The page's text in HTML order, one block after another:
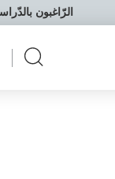
الرّاغبون